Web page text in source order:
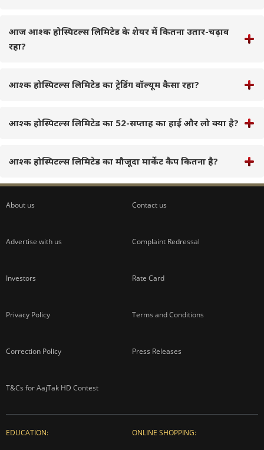
आज आश्क होस्पिटल्स लिमिटेड के शेयर में कितना उतार-चढ़ाव
रहा?
आश्क होस्पिटल्स लिमिटेड का ट्रेडिंग वॉल्यूम कैसा रहा?
आश्क होस्पिटल्स लिमिटेड का 52-सप्ताह का हाई और लो क्या है?
आश्क होस्पिटल्स लिमिटेड का मौजूदा मार्केट कैप कितना है?
About us Contact us
Advertise with us Complaint Redressal
Investors Rate Card
Privacy Policy Terms and Conditions
Correction Policy Press Releases
T&Cs for AajTak HD Contest
EDUCATION: ONLINE SHOPPING: